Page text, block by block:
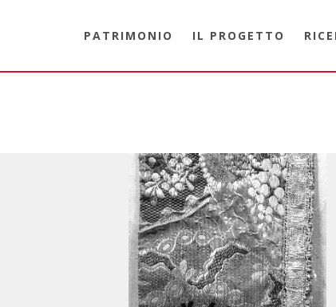
PATRIMONIO IL PROGETTO